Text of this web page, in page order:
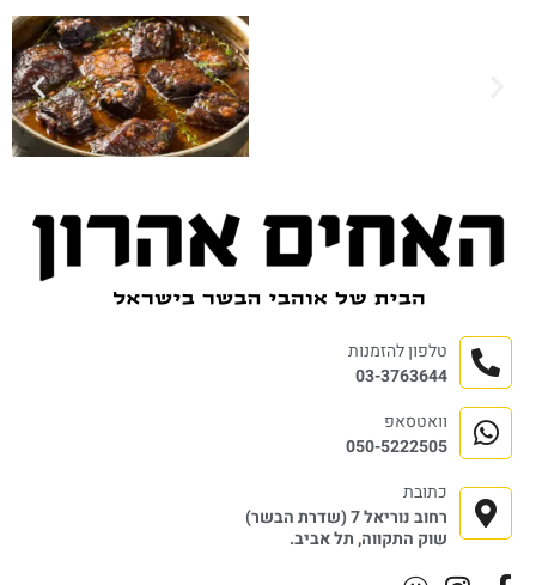
טלפון להזמנות
03-3763644
וואטסאפ
050-5222505
כתובת
רחוב נוריאל 7 (שדרת הבשר)
שוק התקווה, תל אביב.